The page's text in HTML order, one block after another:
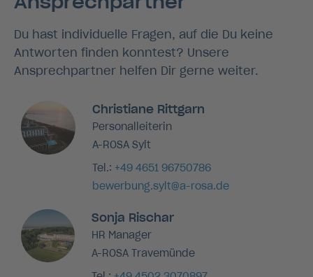
Du hast individuelle Fragen, auf die Du keine
Antworten finden konntest? Unsere
Ansprechpartner helfen Dir gerne weiter.
Christiane Rittgarn
Personalleiterin
A-ROSA Sylt
Tel.: +49 4651 96750786
bewerbung.sylt@a-rosa.de
Sonja Rischar
HR Manager
A-ROSA Travemünde